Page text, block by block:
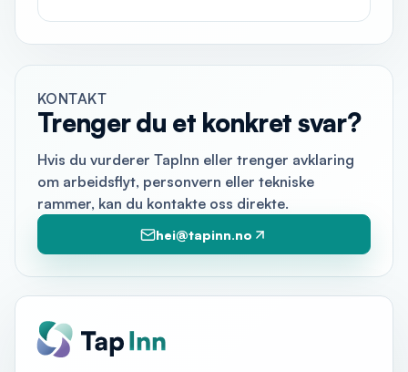
KONTAKT
Trenger du et konkret svar?
Hvis du vurderer TapInn eller trenger avklaring
om arbeidsflyt, personvern eller tekniske
rammer, kan du kontakte oss direkte.
hei@tapinn.no